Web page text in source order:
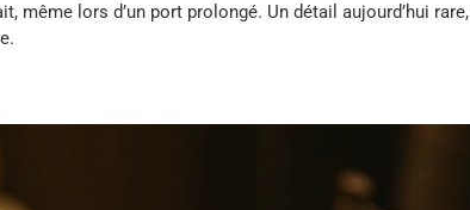
même lors d’un port prolongé. Un détail aujourd’hui